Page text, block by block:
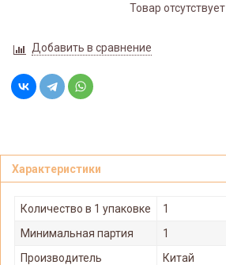
Товар отсутствует
Добавить в сравнение
Характеристики
Количество в 1 упаковке
1
Минимальная партия
1
Производитель
Китай